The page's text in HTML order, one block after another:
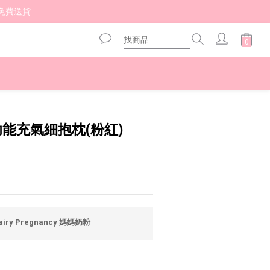
費送貨
能充氣細抱枕(粉紅)
Pregnancy 媽媽奶粉